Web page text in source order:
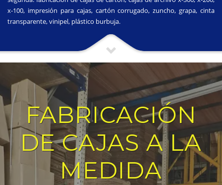
x-100, impresión para cajas, cartón corrugado, zuncho, grapa, cinta
transparente, vinipel, plástico burbuja.
FABRICACIÓN
DE CAJAS A LA
MEDIDA